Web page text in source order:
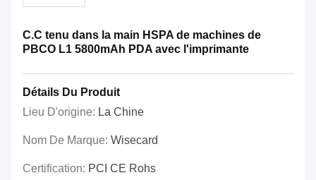
C.C tenu dans la main HSPA de machines de
PBCO L1 5800mAh PDA avec l'imprimante
Détails Du Produit
Lieu D'origine: La Chine
Nom De Marque: Wisecard
Certification: PCI CE Rohs